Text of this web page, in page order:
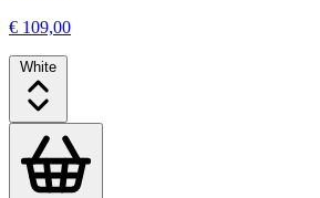
€ 109,00
White